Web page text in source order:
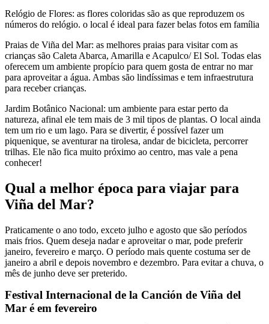
Relógio de Flores: as flores coloridas são as que reproduzem os
números do relógio. o local é ideal para fazer belas fotos em família
Praias de Viña del Mar: as melhores praias para visitar com as
crianças são Caleta Abarca, Amarilla e Acapulco/ El Sol. Todas elas
oferecem um ambiente propício para quem gosta de entrar no mar
para aproveitar a água. Ambas são lindíssimas e tem infraestrutura
para receber crianças.
Jardim Botânico Nacional: um ambiente para estar perto da
natureza, afinal ele tem mais de 3 mil tipos de plantas. O local ainda
tem um rio e um lago. Para se divertir, é possível fazer um
piquenique, se aventurar na tirolesa, andar de bicicleta, percorrer
trilhas. Ele não fica muito próximo ao centro, mas vale a pena
conhecer!
Qual a melhor época para viajar para
Viña del Mar?
Praticamente o ano todo, exceto julho e agosto que são períodos
mais frios. Quem deseja nadar e aproveitar o mar, pode preferir
janeiro, fevereiro e março. O período mais quente costuma ser de
janeiro a abril e depois novembro e dezembro. Para evitar a chuva, o
mês de junho deve ser preterido.
Festival Internacional de la Canción de Viña del
Mar é em fevereiro